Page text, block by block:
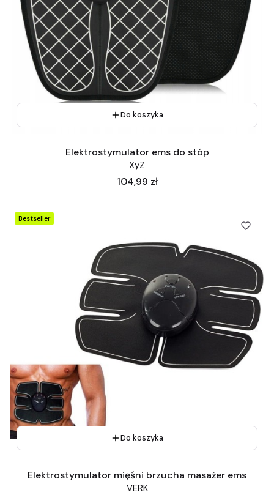
Do koszyka
Elektrostymulator ems do stóp
XyZ
Cena
104,99 zł
Bestseller
Do koszyka
Elektrostymulator mięśni brzucha masażer ems
VERK